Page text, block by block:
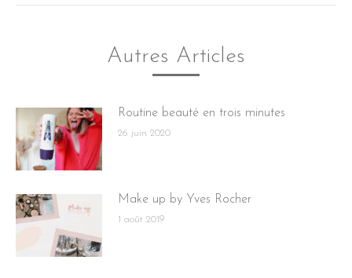
Autres Articles
Routine beauté en trois minutes
26 juin 2020
Make up by Yves Rocher
1 août 2019